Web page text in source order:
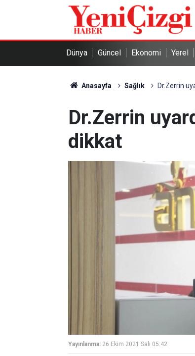
Dünya Güncel Ekonomi Yerel
Anasayfa Sağlık Dr.Zerrin
Dr.Zerrin
dikkat
Yayınlanma: 26 Ekim 2021 Salı 05:42